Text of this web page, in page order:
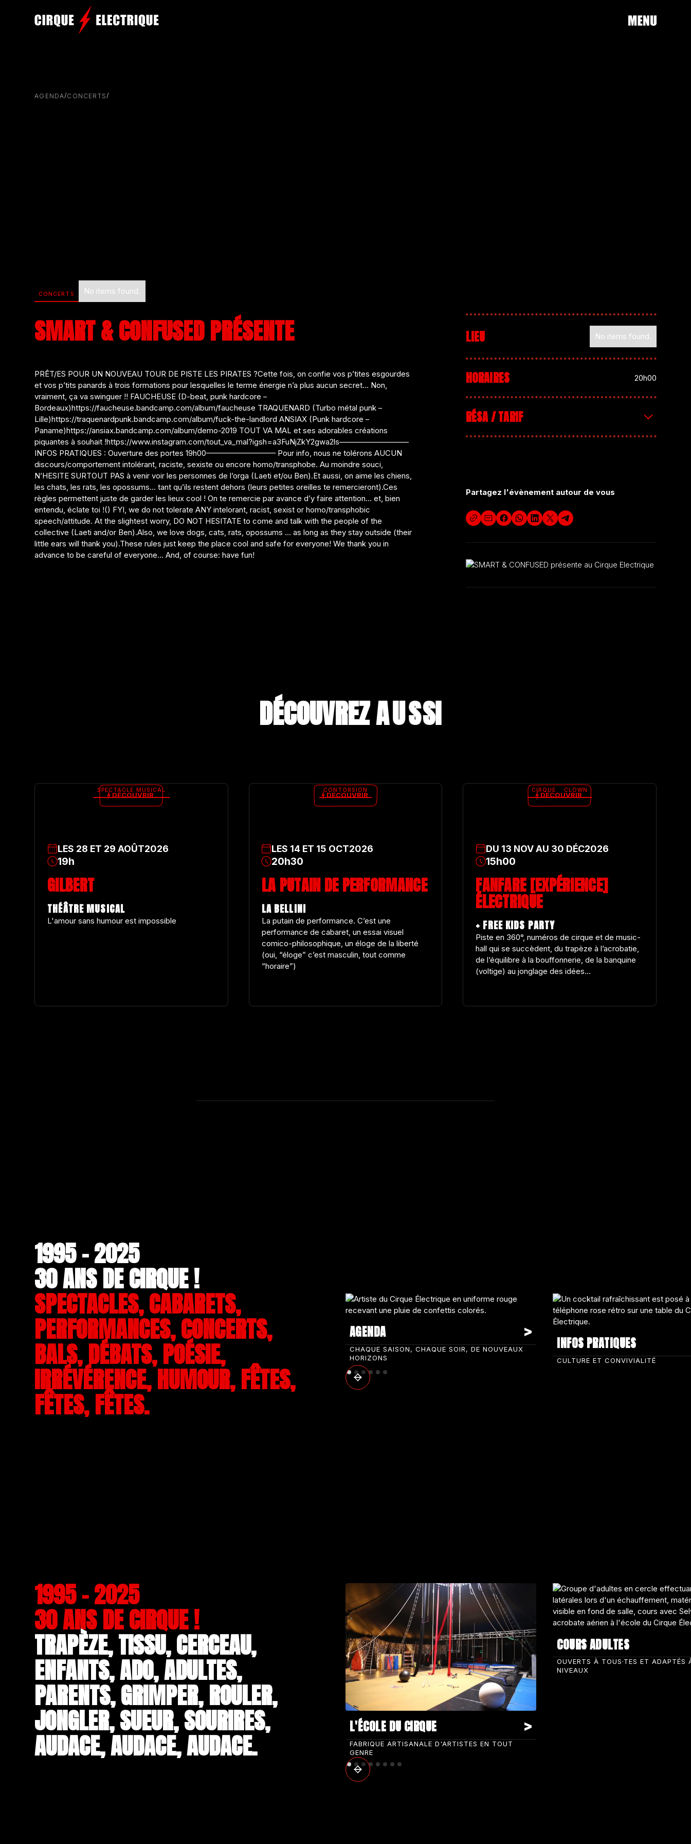
AGENDA/CONCERTS/
CONCERTS No items found.
SMART & CONFUSED PRÉSENTE
PRÊT/ES POUR UN NOUVEAU TOUR DE PISTE LES PIRATES ?Cette fois, on confie vos p’tites esgourdes
et vos p’tits panards à trois formations pour lesquelles le terme énergie n’a plus aucun secret… Non,
vraiment, ça va swinguer !! FAUCHEUSE (D-beat, punk hardcore –
Bordeaux)https://faucheuse.bandcamp.com/album/faucheuse TRAQUENARD (Turbo métal punk –
Lille)https://traquenardpunk.bandcamp.com/album/fuck-the-landlord ANSIAX (Punk hardcore –
Paname)https://ansiax.bandcamp.com/album/demo-2019 TOUT VA MAL et ses adorables créations
piquantes à souhait !https://www.instagram.com/tout_va_mal?igsh=a3FuNjZkY2gwa2ls—————————
INFOS PRATIQUES : Ouverture des portes 19h00————————— Pour info, nous ne tolérons AUCUN
discours/comportement intolérant, raciste, sexiste ou encore homo/transphobe. Au moindre souci,
N’HESITE SURTOUT PAS à venir voir les personnes de l’orga (Laeti et/ou Ben).Et aussi, on aime les chiens,
les chats, les rats, les opossums… tant qu’ils restent dehors (leurs petites oreilles te remercieront).Ces
règles permettent juste de garder les lieux cool ! On te remercie par avance d’y faire attention… et, bien
entendu, éclate toi !() FYI, we do not tolerate ANY intelorant, racist, sexist or homo/transphobic
speech/attitude. At the slightest worry, DO NOT HESITATE to come and talk with the people of the
collective (Laeti and/or Ben).Also, we love dogs, cats, rats, opossums … as long as they stay outside (their
little ears will thank you).These rules just keep the place cool and safe for everyone! We thank you in
advance to be careful of everyone… And, of course: have fun!
LIEU No items found.
HORAIRES 20h00
RÉSA / TARIF
Partagez l'évènement autour de vous
DÉCOUVREZ AUSSI
LES 28 ET 29 AOÛT2026
19h
GILBERT
THÉÂTRE MUSICAL
L'amour sans humour est impossible
DÉCOUVRIR
SPECTACLE MUSICAL
LES 14 ET 15 OCT2026
20h30
LA PUTAIN DE PERFORMANCE
LA BELLINI
La putain de performance. C’est une
performance de cabaret, un essai visuel
comico-philosophique, un éloge de la liberté
(oui, “éloge” c’est masculin, tout comme
“horaire”)
DÉCOUVRIR
CONTORSION
DU 13 NOVAU 30 DÉC2026
15h00
FANFARE [EXPÉRIENCE]
ÉLECTRIQUE
+ FREE KIDS PARTY
Piste en 360°, numéros de cirque et de music-
hall qui se succèdent, du trapèze à l’acrobatie,
de l’équilibre à la bouffonnerie, de la banquine
(voltige) au jonglage des idées...
DÉCOUVRIR
CIRQUE CLOWN
1995 - 2025
30 ANS DE CIRQUE !
SPECTACLES, CABARETS,
PERFORMANCES, CONCERTS,
BALS, DÉBATS, POÉSIE,
IRRÉVÉRENCE, HUMOUR, FÊTES,
FÊTES, FÊTES.
AGENDA
CHAQUE SAISON, CHAQUE SOIR, DE NOUVEAUX
HORIZONS
INFOS PRATIQUES
CULTURE ET CONVIVIALITÉ
1995 - 2025
30 ANS DE CIRQUE !
TRAPÈZE, TISSU, CERCEAU,
ENFANTS, ADO, ADULTES,
PARENTS, GRIMPER, ROULER,
JONGLER, SUEUR, SOURIRES,
AUDACE, AUDACE, AUDACE.
L'ÉCOLE DU CIRQUE
FABRIQUE ARTISANALE D'ARTISTES EN TOUT
GENRE
COURS ADULTES
OUVERTS À TOUS·TES ET ADAPTÉS
NIVEAUX